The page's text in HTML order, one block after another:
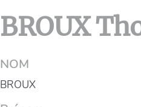
BROUX
NOM
BROUX